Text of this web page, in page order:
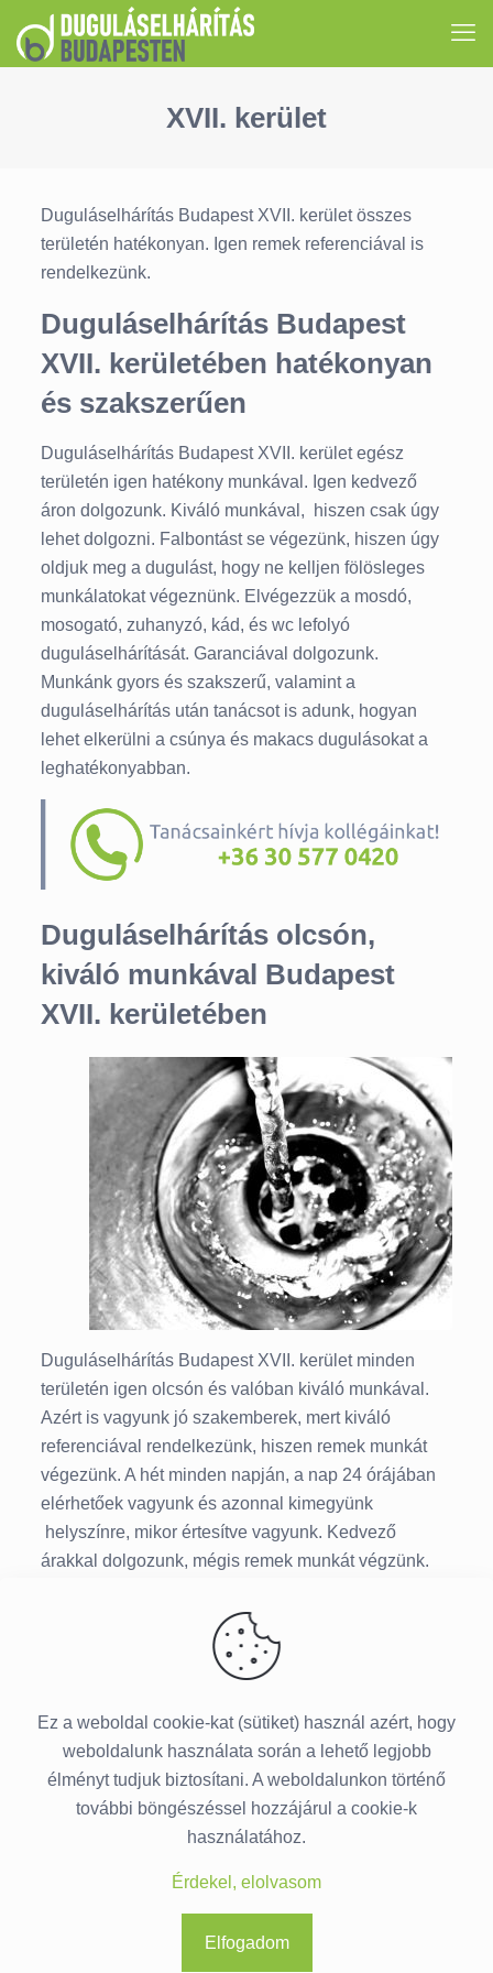
XVII. kerület
Duguláselhárítás Budapest XVII. kerület összes
területén hatékonyan. Igen remek referenciával is
rendelkezünk.
Duguláselhárítás Budapest
XVII. kerületében hatékonyan
és szakszerűen
Duguláselhárítás Budapest XVII. kerület egész
területén igen hatékony munkával. Igen kedvező
áron dolgozunk. Kiváló munkával, hiszen csak úgy
lehet dolgozni. Falbontást se végezünk, hiszen úgy
oldjuk meg a dugulást, hogy ne kelljen fölösleges
munkálatokat végeznünk. Elvégezzük a mosdó,
mosogató, zuhanyzó, kád, és wc lefolyó
duguláselhárítását. Garanciával dolgozunk.
Munkánk gyors és szakszerű, valamint a
duguláselhárítás után tanácsot is adunk, hogyan
lehet elkerülni a csúnya és makacs dugulásokat a
leghatékonyabban.
Duguláselhárítás olcsón,
kiváló munkával Budapest
XVII. kerületében
Duguláselhárítás Budapest XVII. kerület minden
területén igen olcsón és valóban kiváló munkával.
Azért is vagyunk jó szakemberek, mert kiváló
referenciával rendelkezünk, hiszen remek munkát
végezünk. A hét minden napján, a nap 24 órájában
elérhetőek vagyunk és azonnal kimegyünk
helyszínre, mikor értesítve vagyunk. Kedvező
árakkal dolgozunk, mégis remek munkát végzünk.
terjedelmű dugulásokat, a legmodernebb gépekkel.
Tehát bátran hívjon minket, amennyiben ön már nem
tud megbírkózni a makacs és a nagyobb dugulással.
Minden jog fenntartva.
Ez a weboldal cookie-kat (sütiket) használ azért, hogy
weboldalunk használata során a lehető legjobb
élményt tudjuk biztosítani. A weboldalunkon történő
további böngészéssel hozzájárul a cookie-k
használatához.
Érdekel, elolvasom
Elfogadom